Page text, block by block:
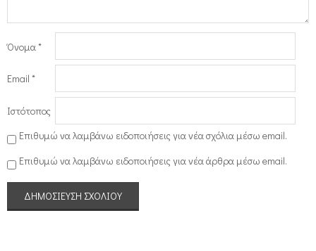
Όνομα *
Email *
Ιστότοπος
Επιθυμώ να λαμβάνω ειδοποιήσεις για νέα σχόλια μέσω email.
Επιθυμώ να λαμβάνω ειδοποιήσεις για νέα άρθρα μέσω email.